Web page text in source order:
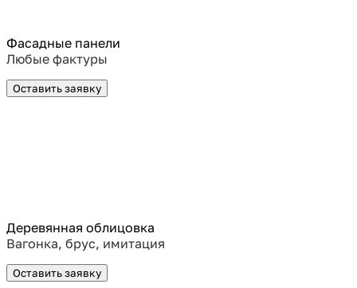
Фасадные панели
Любые фактуры
Оставить заявку
Деревянная облицовка
Вагонка, брус, имитация
Оставить заявку